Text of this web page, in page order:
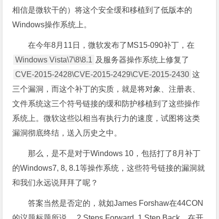
相信是微软干的）将这个安全缓和移植到了低版本的
Windows操作系统上。
在今年8月11日，微软发布了MS15-090补丁，在
Windows Vista\7\8\8.1 及服务器操作系统上修复了
CVE-2015-2428\CVE-2015-2429\CVE-2015-2430 这
三个漏洞，而这个补丁的实质，就是将对象、注册表、
文件系统这三个符号链接的缓和防护移植到了这些操作
系统上。微软这些以相当有执行力的速度，试图将这类
漏洞彻底终结，送入历史之中。
那么，是不是对于Windows 10，包括打了8月补丁
的Windows7, 8, 8.1等操作系统，这些符号链接的漏洞就
和我们永远说拜拜了呢？
答案当然是否定的，就如James Forshaw在44CON